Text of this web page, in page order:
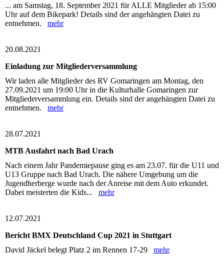
... am Samstag, 18. September 2021 für ALLE Mitglieder ab 15:00
Uhr auf dem Bikepark! Details sind der angehängten Datei zu
entnehmen. mehr
20.08.2021
Einladung zur Mitgliederversammlung
Wir laden alle Mitglieder des RV Gomaringen am Montag, den
27.09.2021 um 19:00 Uhr in die Kulturhalle Gomaringen zur
Mitgliederversammlung ein. Details sind der angehängten Datei zu
entnehmen. mehr
28.07.2021
MTB Ausfahrt nach Bad Urach
Nach einem Jahr Pandemiepause ging es am 23.07. für die U11 und
U13 Gruppe nach Bad Urach. Die nähere Umgebung um die
Jugendherberge wurde nach der Anreise mit dem Auto erkundet.
Dabei meisterten die Kids... mehr
12.07.2021
Bericht BMX Deutschland Cup 2021 in Stuttgart
David Jäckel belegt Platz 2 im Rennen 17-29 mehr